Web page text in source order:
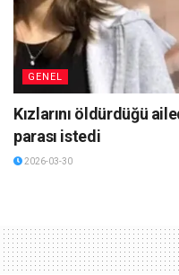
GENEL
Kızlarını öldürdüğü
parası istedi
2026-03-30